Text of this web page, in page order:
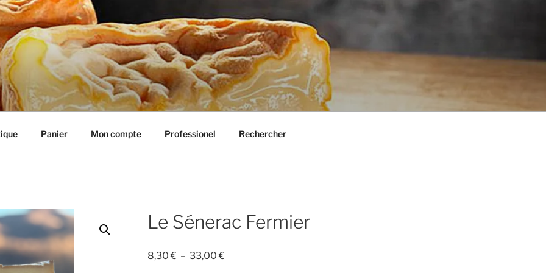
HENRIETTE
Panier Mon compte Professionel Rechercher
Le Sénerac Fermier
8,30€ – 33,00€